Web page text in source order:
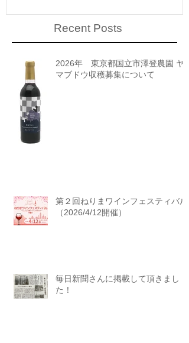
Recent Posts
2026年 東京都国立市澤登農園 ヤ
マブドウ収穫募集について
第２回ねりまワインフェスティバル
（2026/4/12開催）
毎日新聞さんに掲載して頂きまし
た！